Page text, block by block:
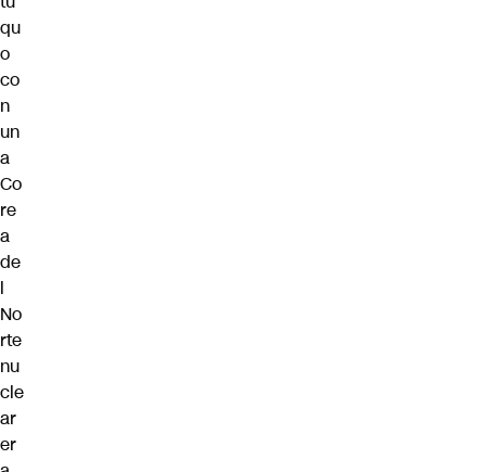
qu
o
co
n
un
a
Co
re
a
de
l
No
rte
nu
cle
ar
er